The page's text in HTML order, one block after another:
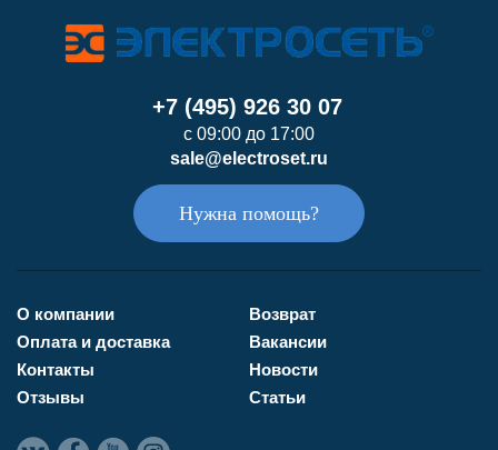
+7 (495) 926 30 07
с 09:00 до 17:00
sale@electroset.ru
Нужна помощь?
О компании
Оплата и доставка
Контакты
Отзывы
Возврат
Вакансии
Новости
Статьи